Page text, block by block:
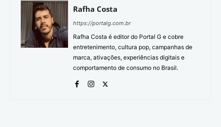
Rafha Costa
https://portalg.com.br
Rafha Costa é editor do Portal G e cobre
entretenimento, cultura pop, campanhas de
marca, ativações, experiências digitais e
comportamento de consumo no Brasil.